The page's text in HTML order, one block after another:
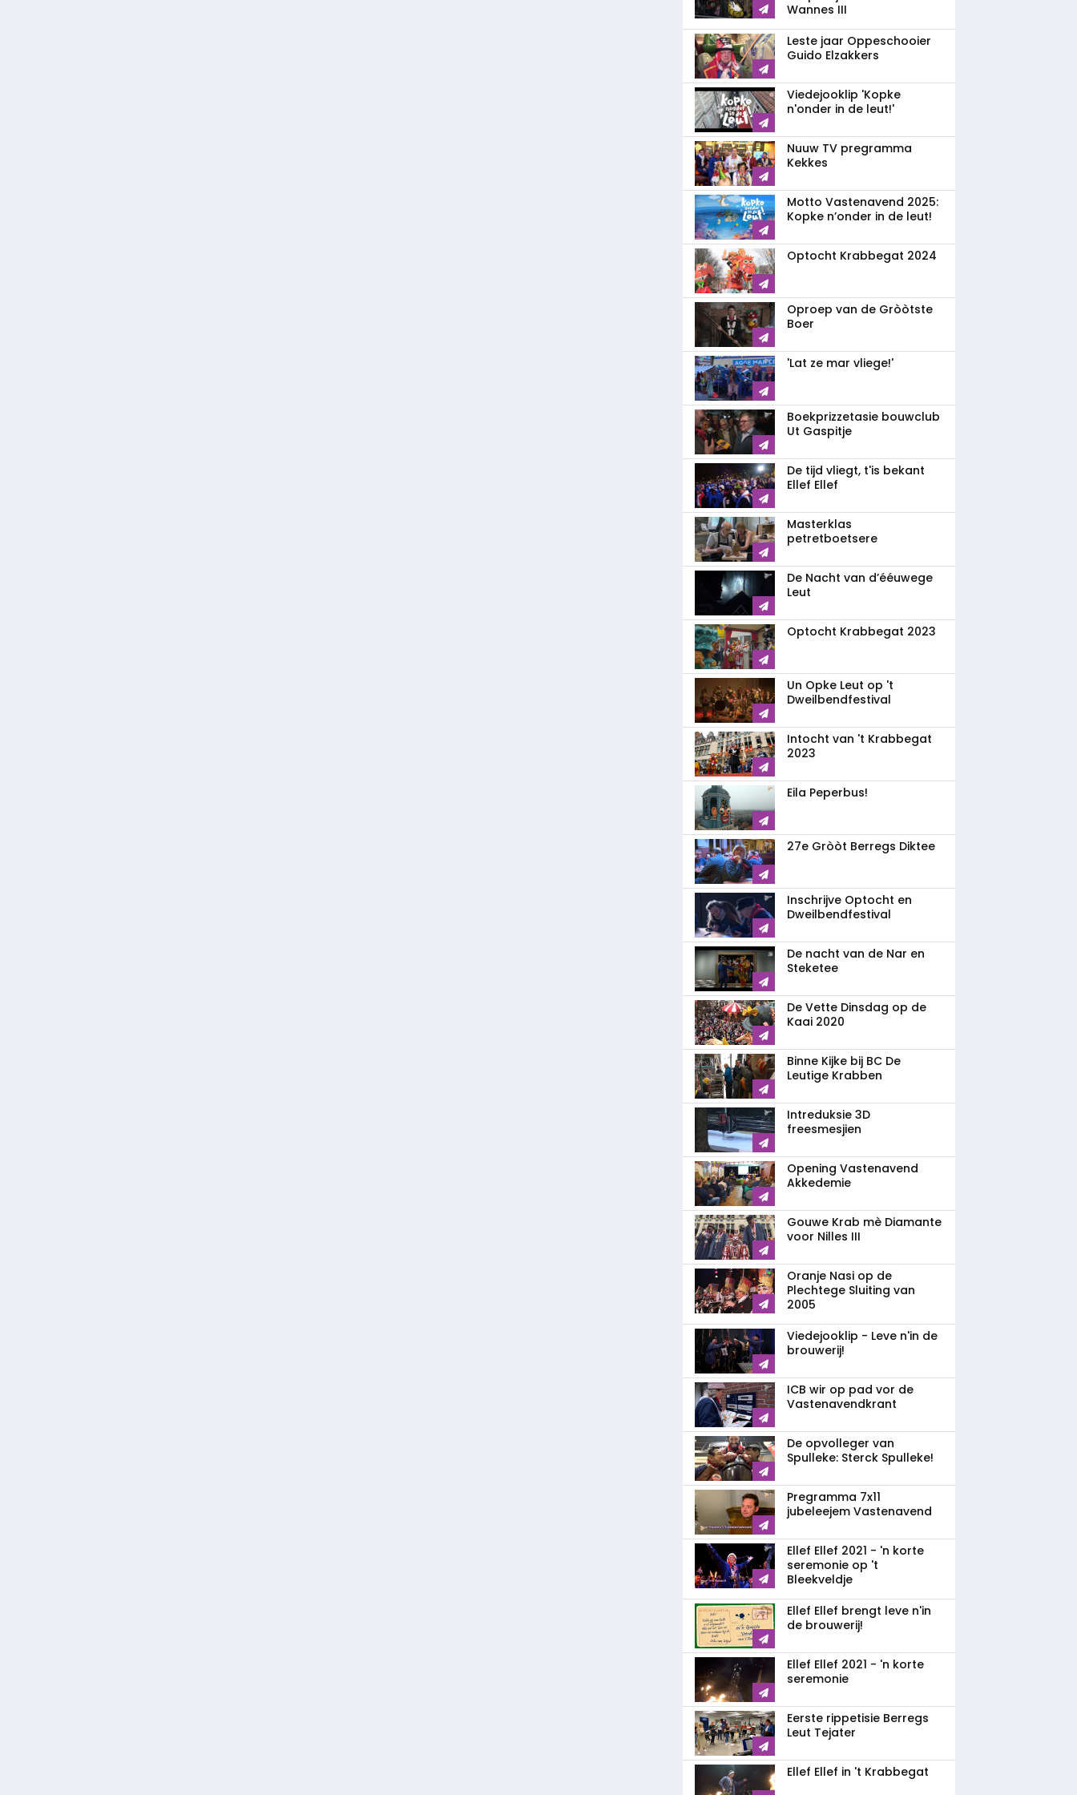
Wannes III
Leste jaar Oppeschooier
Guido Elzakkers
Viedejooklip 'Kopke
n'onder in de leut!'
Nuuw TV pregramma
Kekkes
Motto Vastenavend 2025:
Kopke n’onder in de leut!
Optocht Krabbegat 2024
Oproep van de Gròòtste
Boer
'Lat ze mar vliege!'
Boekprizzetasie bouwclub
Ut Gaspitje
De tijd vliegt, t'is bekant
Ellef Ellef
Masterklas
petretboetsere
De Nacht van d’ééuwege
Leut
Optocht Krabbegat 2023
Un Opke Leut op 't
Dweilbendfestival
Intocht van 't Krabbegat
2023
Eila Peperbus!
27e Gròòt Berregs Diktee
Inschrijve Optocht en
Dweilbendfestival
De nacht van de Nar en
Steketee
De Vette Dinsdag op de
Kaai 2020
Binne Kijke bij BC De
Leutige Krabben
Intreduksie 3D
freesmesjien
Opening Vastenavend
Akkedemie
Gouwe Krab mè Diamante
voor Nilles III
Oranje Nasi op de
Plechtege Sluiting van
2005
Viedejooklip - Leve n'in de
brouwerij!
ICB wir op pad vor de
Vastenavendkrant
De opvolleger van
Spulleke: Sterck Spulleke!
Pregramma 7x11
jubeleejem Vastenavend
Ellef Ellef 2021 - 'n korte
seremonie op 't
Bleekveldje
Ellef Ellef brengt leve n'in
de brouwerij!
Ellef Ellef 2021 - 'n korte
seremonie
Eerste rippetisie Berregs
Leut Tejater
Ellef Ellef in 't Krabbegat